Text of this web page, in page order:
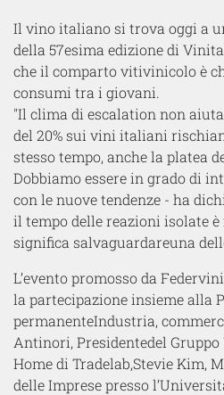
Il vino italiano si trova oggi a
della 57esima edizione di
che il comparto vitivinicolo è
consumi tra i giovani.
"Il clima di escalation non
del 20% sui vini italiani
stesso tempo, anchela platea
Dobbiamoessere in grado di
con le nuove tendenze - ha
il tempo delle reazioni isolate
significa salvaguardareuna
L’eventopromosso da
la partecipazioneinsieme alla
permanenteIndustria,
Antinori, Presidentedel
Homedi Tradelab,Stevie Kim,
delle Impresepresso l’